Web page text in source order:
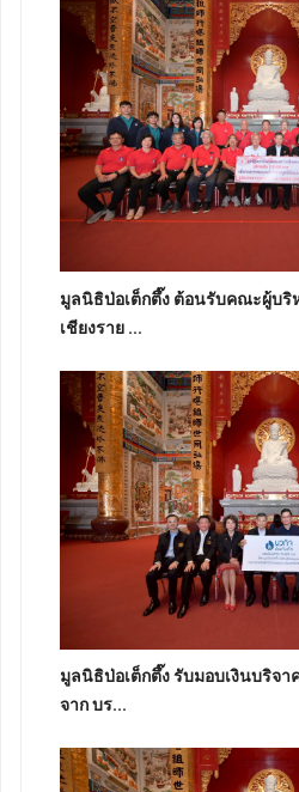
มูลนิธิป่อเต็กตึ๊ง ต้อนรับคณะผู้บริ
เชียงราย ...
มูลนิธิป่อเต็กตึ๊ง รับมอบเงินบริจ
จาก บร...